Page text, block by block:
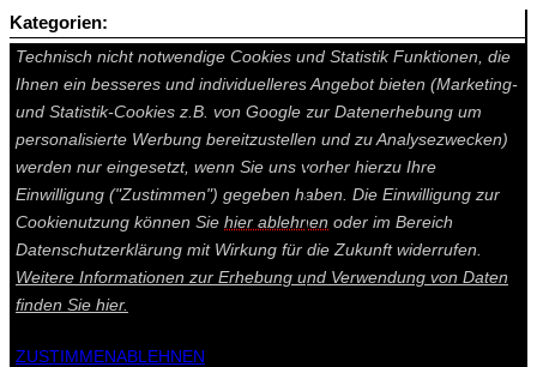
Auf dieser Seite werden technisch notwendige Cookies gesetzt.
Technisch nicht notwendige Cookies und Statistik Funktionen, die
Ihnen ein besseres und individuelleres Angebot bieten (Marketing-
und Statistik-Cookies z.B. von Google zur Datenerhebung um
personalisierte Werbung bereitzustellen und zu Analysezwecken)
werden nur eingesetzt, wenn Sie uns vorher hierzu Ihre
Einwilligung ("Zustimmen") gegeben haben. Die Einwilligung zur
Cookienutzung können Sie hier ablehnen oder im Bereich
Datenschutzerklärung mit Wirkung für die Zukunft widerrufen.
Weitere Informationen zur Erhebung und Verwendung von Daten
finden Sie hier.
ZUSTIMMENABLEHNEN
Kategorien: